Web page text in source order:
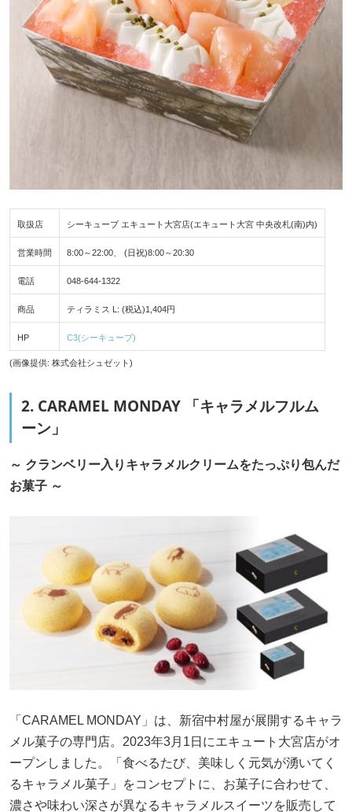
取扱店 シーキューブ エキュート大宮店(エキュート大宮 中央改札(南)内)
営業時間 8:00～22:00、 (日祝)8:00～20:30
電話 048-644-1322
商品 ティラミス L: (税込)1,404円
HP C3(シーキューブ)
(画像提供: 株式会社シュゼット)
2. CARAMEL MONDAY 「キャラメルフルム
ーン」
～ クランベリー入りキャラメルクリームをたっぷり包んだ
お菓子 ～
「CARAMEL MONDAY」は、新宿中村屋が展開するキャラ
メル菓子の専門店。2023年3月1日にエキュート大宮店がオ
ープンしました。「食べるたび、美味しく元気が湧いてく
るキャラメル菓子」をコンセプトに、お菓子に合わせて、
濃さや味わい深さが異なるキャラメルスイーツを販売して